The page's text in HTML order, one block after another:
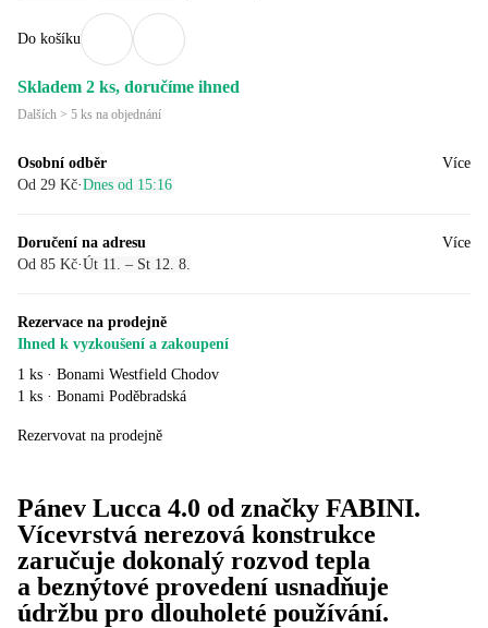
Do košíku
Skladem 2 ks, doručíme ihned
Dalších > 5 ks na objednání
Osobní odběr
Od 29 Kč·Dnes od 15:16
Více
Doručení na adresu
Od 85 Kč·Út 11. – St 12. 8.
Více
Rezervace na prodejně
Ihned k vyzkoušení a zakoupení
1 ks · Bonami Westfield Chodov
1 ks · Bonami Poděbradská
Rezervovat na prodejně
Pánev Lucca 4.0 od značky FABINI.
Vícevrstvá nerezová konstrukce
zaručuje dokonalý rozvod tepla
a beznýtové provedení usnadňuje
údržbu pro dlouholeté používání.